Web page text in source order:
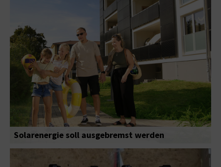
Solarenergie soll ausgebremst werden